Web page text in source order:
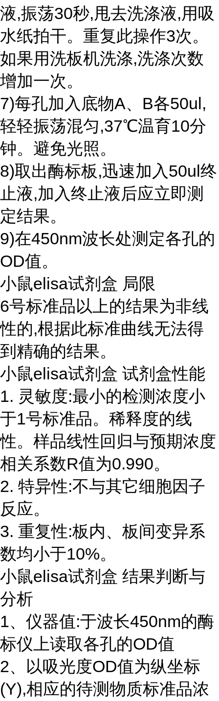
液,振荡30秒,甩去洗涤液,用吸
水纸拍干。重复此操作3次。
如果用洗板机洗涤,洗涤次数
增加一次。
7)每孔加入底物A、B各50ul,
轻轻振荡混匀,37℃温育10分
钟。避免光照。
8)取出酶标板,迅速加入50ul终
止液,加入终止液后应立即测
定结果。
9)在450nm波长处测定各孔的
OD值。
小鼠elisa试剂盒 局限
6号标准品以上的结果为非线
性的,根据此标准曲线无法得
到精确的结果。
小鼠elisa试剂盒 试剂盒性能
1. 灵敏度:最小的检测浓度小
于1号标准品。稀释度的线
性。样品线性回归与预期浓度
相关系数R值为0.990。
2. 特异性:不与其它细胞因子
反应。
3. 重复性:板内、板间变异系
数均小于10%。
小鼠elisa试剂盒 结果判断与
分析
1、仪器值:于波长450nm的酶
标仪上读取各孔的OD值
2、以吸光度OD值为纵坐标
(Y),相应的待测物质标准品浓